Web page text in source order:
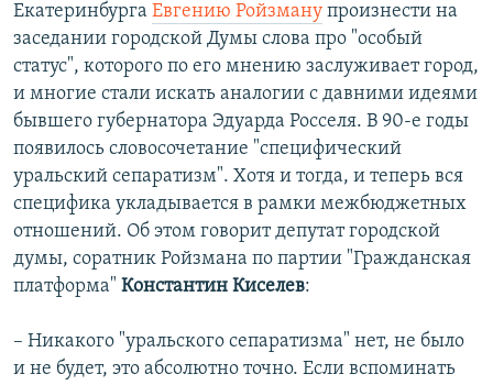
Екатеринбурга Евгению Ройзману произнести на
заседании городской Думы слова про "особый
статус", которого по его мнению заслуживает город,
и многие стали искать аналогии с давними идеями
бывшего губернатора Эдуарда Росселя. В 90-е годы
появилось словосочетание "специфический
уральский сепаратизм". Хотя и тогда, и теперь вся
специфика укладывается в рамки межбюджетных
отношений. Об этом говорит депутат городской
думы, соратник Ройзмана по партии "Гражданская
платформа" Константин Киселев:
– Никакого "уральского сепаратизма" нет, не было
и не будет, это абсолютно точно. Если вспоминать